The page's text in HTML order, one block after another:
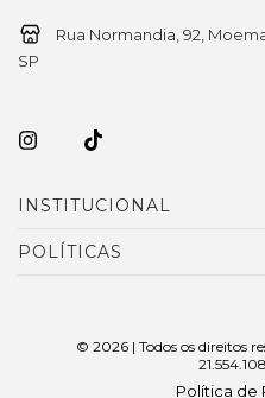
Rua Normandia, 92,
SP
INSTITUCIONAL
POLÍTICAS
© 2026 | Todos os direitos
Política de